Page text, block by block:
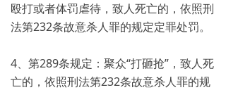
殴打或者体罚虐待，致人死亡的，依照刑
法第232条故意杀人罪的规定定罪处罚。
4、第289条规定：聚众“打砸抢”，致人死
亡的，依照刑法第232条故意杀人罪的规